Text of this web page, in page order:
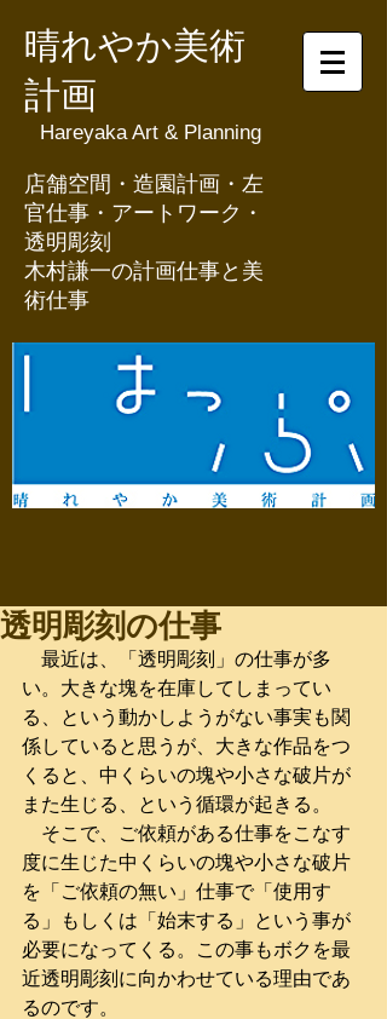
晴れやか美術
計画
Hareyaka Art & Planning
​店舗空間・造園計画・左
官仕事・アートワーク・
透明彫刻
​木村謙一の計画仕事と美
術仕事
透明彫刻の仕事
最近は、「透明彫刻」の仕事が多
い。大きな塊を在庫してしまってい
る、という動かしようがない事実も関
係していると思うが、大きな作品をつ
くると、中くらいの塊や小さな破片が
また生じる、という循環が起きる。
そこで、ご依頼がある仕事をこなす
度に生じた中くらいの塊や小さな破片
を「ご依頼の無い」仕事で「使用す
る」もしくは「始末する」という事が
必要になってくる。この事もボクを最
近透明彫刻に向かわせている理由であ
るのです。